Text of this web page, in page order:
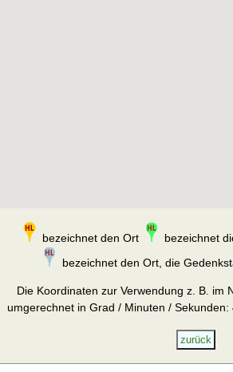
bezeichnet den Ort
bezeichnet
bezeichnet den Ort, die
Die Koordinaten zur Verwendung z. B. im
umgerechnet in Grad / Minuten /